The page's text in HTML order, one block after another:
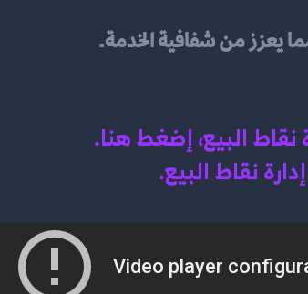
يعزز من شفافية الخدمة.
نقاط البيع، إضغط هنا.
نقاط البيع.